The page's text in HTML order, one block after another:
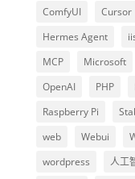
ComfyUI
Cursor
Hermes Agent
MCP
Microsoft
OpenAI
PHP
Raspberry Pi
web
Webui
wordpress
人工